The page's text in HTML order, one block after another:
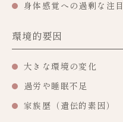
身体感覚への過剰な注目
環境的要因
大きな環境の変化
過労や睡眠不足
家族歴（遺伝的素因）